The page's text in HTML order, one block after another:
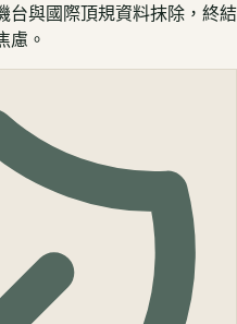
台與國際頂規資料抹除，終結
慮。